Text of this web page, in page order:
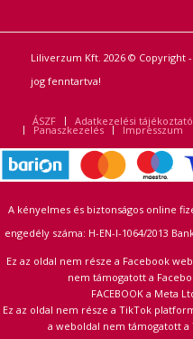
Liliverzum Kft. 2026 © Copyright
jog fenntartva!
ÁSZF Adatkezelési tájékoztató
Panaszkezelés Impresszum
A kényelmes és biztonságos online
engedély száma: H-EN-I-1064/2013
Ez az oldal nem része a Facebook
nem támogatott a
FACEBOOK a Meta
Ez az oldal nem része a TikTok
a weboldal nem támogatott